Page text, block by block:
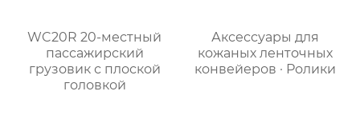
WC20R 20-местный
пассажирский
грузовик с плоской
головкой
Аксессуары для
кожаных ленточных
конвейеров · Ролики